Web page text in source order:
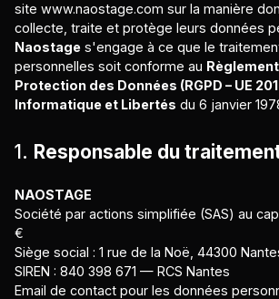
site www.naostage.com sur la manière
collecte, traite et protège leurs données
Naostage s'engage à ce que le
personnelles soit conforme au
Protection des Données (RGPD – UE
Informatique et Libertés du 6 janvier
1. Responsable du
NAOSTAGE
Société par actions simplifiée (SAS) au
€
Siège social : 1 rue de la Noë, 44300
SIREN : 840 398 671 — RCS Nantes
Email de contact pour les données